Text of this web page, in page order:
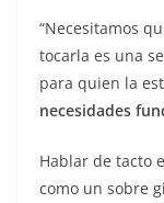
“Necesitamos
tocarla es una
para quien la
necesidades
Hablar de tacto
como un sobre